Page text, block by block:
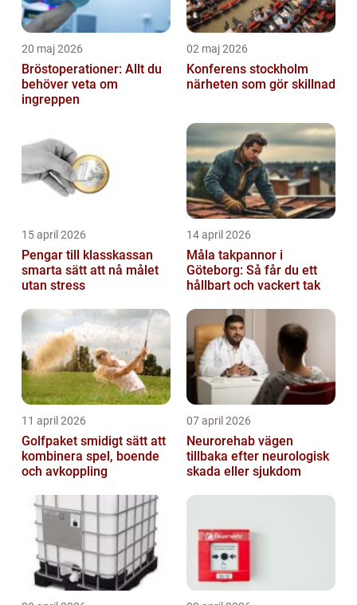
20 maj 2026
Bröstoperationer: Allt du
behöver veta om
ingreppen
02 maj 2026
Konferens stockholm
närheten som gör skillnad
15 april 2026
Pengar till klasskassan
smarta sätt att nå målet
utan stress
14 april 2026
Måla takpannor i
Göteborg: Så får du ett
hållbart och vackert tak
11 april 2026
Golfpaket smidigt sätt att
kombinera spel, boende
och avkoppling
07 april 2026
Neurorehab vägen
tillbaka efter neurologisk
skada eller sjukdom